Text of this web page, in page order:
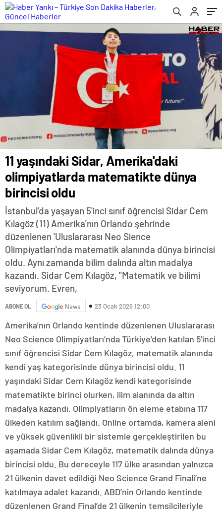
oldu
11 yaşındaki Sidar, Amerika'daki
olimpiyatlarda matematikte dünya
birincisi oldu
İstanbul'da yaşayan 5'inci sınıf öğrencisi Sidar Cem
Kılagöz (11) Amerika'nın Orlando şehrinde
düzenlenen 'Uluslararası Neo Sience
Olimpiyatları'nda matematik alanında dünya birincisi
oldu. Aynı zamanda bilim dalında altın madalya
kazandı. Sidar Cem Kılagöz, "Matematik ve bilimi
seviyorum. Evren,
ABONE OL News 23 Ocak 2026 12:00
Amerika’nın Orlando kentinde düzenlenen Uluslararası
Neo Science Olimpiyatları’nda Türkiye’den katılan 5’inci
sınıf öğrencisi Sidar Cem Kılagöz, matematik alanında
kendi yaş kategorisinde dünya birincisi oldu. 11
yaşındaki Sidar Cem Kılagöz kendi kategorisinde
matematikte birinci olurken, ilim alanında da altın
madalya kazandı. Olimpiyatların ön eleme etabına 117
ülkeden katılım sağlandı. Online ortamda, kamera aleni
ve yüksek güvenlikli bir sistemle gerçekleştirilen bu
aşamada Sidar Cem Kılagöz, matematik dalında dünya
birincisi oldu. Bu dereceyle 117 ülke arasından yalnızca
21 ülkenin davet edildiği Neo Science Grand Finali’ne
katılmaya adalet kazandı. ABD’nin Orlando kentinde
düzenlenen Grand Final’de 21 ülkenin temsilcileriyle